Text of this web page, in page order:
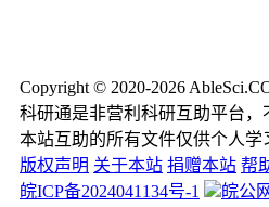
Copyright © 2020-2026
科研通是非营利科研互助平台，
本站互助的所有文件仅供个人
版权声明 关于本站 捐赠本站 帮
皖ICP备2024041134号-1
皖公